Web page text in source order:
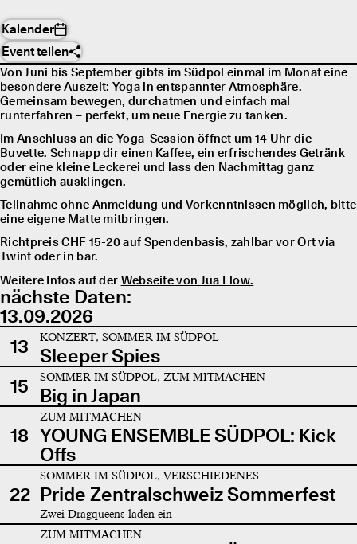
Kalender
Event teilen
Von Juni bis September gibts im Südpol einmal im Monat eine
besondere Auszeit: Yoga in entspannter Atmosphäre.
Gemeinsam bewegen, durchatmen und einfach mal
runterfahren – perfekt, um neue Energie zu tanken.
Im Anschluss an die Yoga-Session öffnet um 14 Uhr die
Buvette. Schnapp dir einen Kaffee, ein erfrischendes Getränk
oder eine kleine Leckerei und lass den Nachmittag ganz
gemütlich ausklingen.
Teilnahme ohne Anmeldung und Vorkenntnissen möglich, bitte
eine eigene Matte mitbringen.
Richtpreis CHF 15-20 auf Spendenbasis, zahlbar vor Ort via
Twint oder in bar.
Weitere Infos auf der Webseite von Jua Flow.
nächste Daten:
13.09.2026
13
KONZERT, SOMMER IM SÜDPOL
Sleeper Spies
15
SOMMER IM SÜDPOL, ZUM MITMACHEN
Big in Japan
18
ZUM MITMACHEN
YOUNG ENSEMBLE SÜDPOL: Kick
Offs
22
SOMMER IM SÜDPOL, VERSCHIEDENES
Pride Zentralschweiz Sommerfest
Zwei Dragqueens laden ein
ZUM MITMACHEN